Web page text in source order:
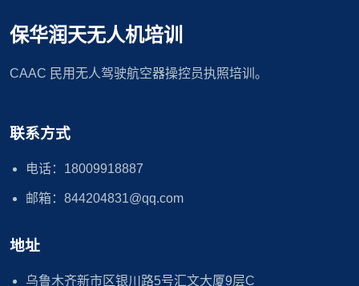
保华润天无人机培训
CAAC 民用无人驾驶航空器操控员执照培训。
联系方式
电话：18009918887
邮箱：844204831@qq.com
地址
乌鲁木齐新市区银川路5号汇文大厦9层C